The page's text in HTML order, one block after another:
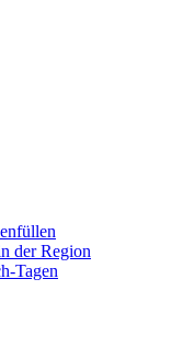
der Region
Tagen